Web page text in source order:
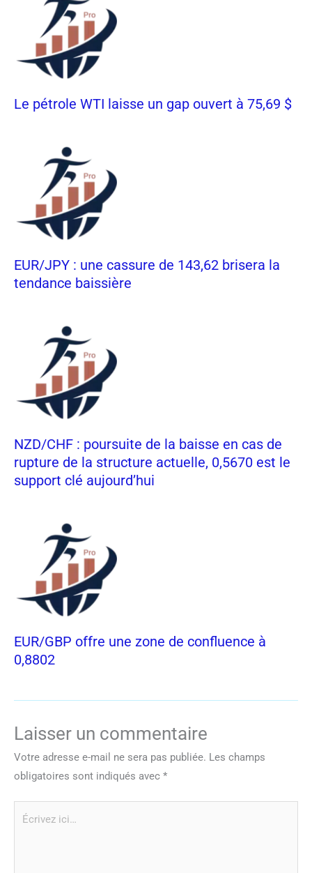
Le pétrole WTI laisse un gap ouvert à 75,69 $
EUR/JPY : une cassure de 143,62 brisera la
tendance baissière
NZD/CHF : poursuite de la baisse en cas de
rupture de la structure actuelle, 0,5670 est le
support clé aujourd’hui
EUR/GBP offre une zone de confluence à
0,8802
Laisser un commentaire
Votre adresse e-mail ne sera pas publiée. Les champs
obligatoires sont indiqués avec *